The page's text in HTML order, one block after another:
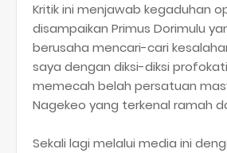
Kritik ini menjawab kegaduhan
disampaikan Primus Dorimulu
berusaha mencari-cari
saya dengan diksi-diksi
memecah belah persatuan
Nagekeo yang terkenal ramah
Sekali lagi melalui media ini